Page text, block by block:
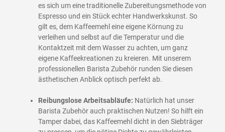
es sich um eine traditionelle Zubereitungsmethode von
Espresso und ein Stück echter Handwerkskunst. So
gilt es, dem Kaffeemehl eine eigene Körnung zu
verleihen und selbst auf die Temperatur und die
Kontaktzeit mit dem Wasser zu achten, um ganz
eigene Kaffeekreationen zu kreieren. Mit unserem
professionellen Barista Zubehör runden Sie diesen
ästhetischen Anblick optisch perfekt ab.
Reibungslose Arbeitsabläufe: Natürlich hat unser
Barista Zubehör auch praktischen Nutzen! So hilft ein
Tamper dabei, das Kaffeemehl dicht in den Siebträger